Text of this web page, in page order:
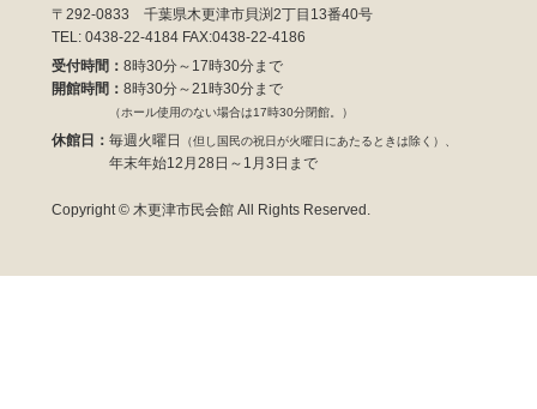
〒292-0833 千葉県木更津市貝渕2丁目13番40号
TEL: 0438-22-4184 FAX:0438-22-4186
受付時間： 8時30分～17時30分まで
開館時間： 8時30分～21時30分まで
（ホール使用のない場合は17時30分閉館。）
休館日： 毎週火曜日 （但し国民の祝日が火曜日にあたるときは除く）、
年末年始12月28日～1月3日まで
Copyright © 木更津市民会館 All Rights Reserved.